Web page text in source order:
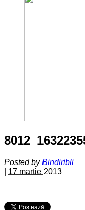
Posted byBindiribli
17 martie 2013